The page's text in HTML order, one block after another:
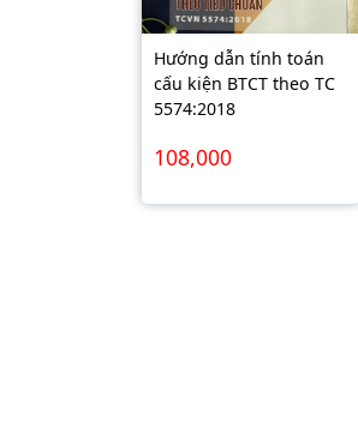
Hướng dẫn tính toán
cấu kiện BTCT theo TC
5574:2018
108,000